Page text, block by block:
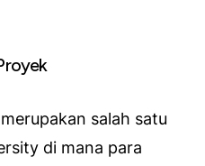
salah satu
di mana para